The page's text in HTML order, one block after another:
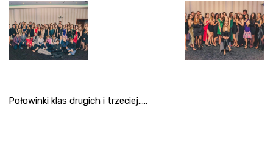
Połowinki klas drugich i trzeciej…..